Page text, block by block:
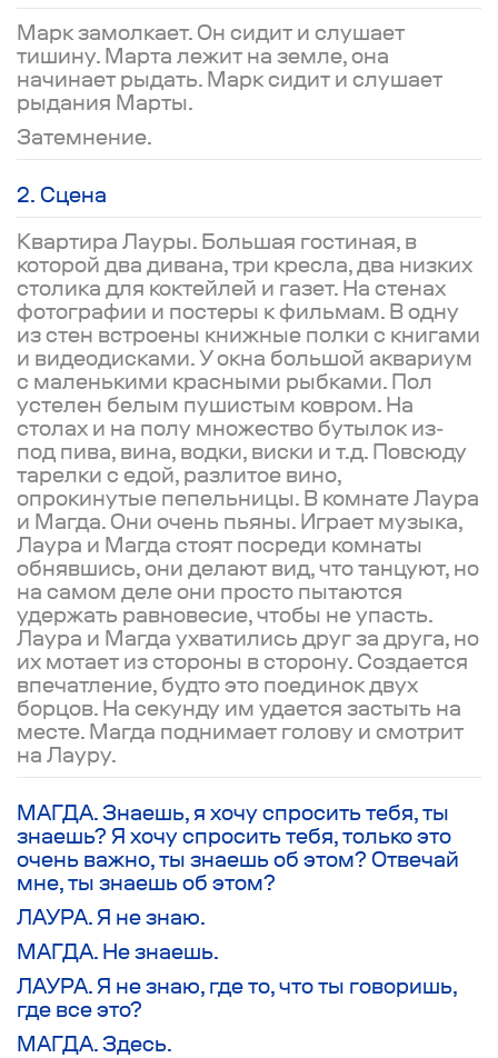
Марк замолкает. Он сидит и слушает
тишину. Марта лежит на земле, она
начинает рыдать. Марк сидит и слушает
рыдания Марты.
Затемнение.
2. Сцена
Квартира Лауры. Большая гостиная, в
которой два дивана, три кресла, два низких
столика для коктейлей и газет. На стенах
фотографии и постеры к фильмам. В одну
из стен встроены книжные полки с книгами
и видеодисками. У окна большой аквариум
с маленькими красными рыбками. Пол
устелен белым пушистым ковром. На
столах и на полу множество бутылок из-
под пива, вина, водки, виски и т.д. Повсюду
тарелки с едой, разлитое вино,
опрокинутые пепельницы. В комнате Лаура
и Магда. Они очень пьяны. Играет музыка,
Лаура и Магда стоят посреди комнаты
обнявшись, они делают вид, что танцуют, но
на самом деле они просто пытаются
удержать равновесие, чтобы не упасть.
Лаура и Магда ухватились друг за друга, но
их мотает из стороны в сторону. Создается
впечатление, будто это поединок двух
борцов. На секунду им удается застыть на
месте. Магда поднимает голову и смотрит
на Лауру.
МАГДА. Знаешь, я хочу спросить тебя, ты
знаешь? Я хочу спросить тебя, только это
очень важно, ты знаешь об этом? Отвечай
мне, ты знаешь об этом?
ЛАУРА. Я не знаю.
МАГДА. Не знаешь.
ЛАУРА. Я не знаю, где то, что ты говоришь,
где все это?
МАГДА. Здесь.